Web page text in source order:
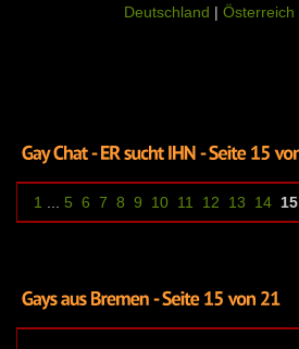
Deutschland | Österreich
1 5 6 7 8 9 10 11 12 13 14 15